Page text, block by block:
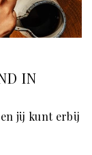
IN
en jij kunt erbij